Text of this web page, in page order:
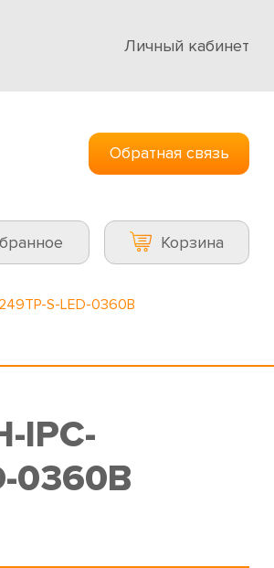
Личный кабинет
Обратная связь
Корзина
S-LED-0360B
IPC-
0360B